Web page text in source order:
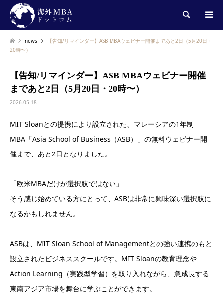
検索
news
【告知/リマインダー】ASB MBAウェビナー開催まであと2日（5月20日・
20時〜）
【告知/リマインダー】ASB MBAウェビナー開催
まであと2日（5月20日・20時〜）
2026.05.18
MIT Sloanとの提携により設立された、マレーシアの1年制
MBA「Asia School of Business（ASB）」の無料ウェビナー開
催まで、あと2日となりました。
「欧米MBAだけが選択肢ではない」
そう感じ始めている方にとって、ASBは非常に興味深い選択肢に
なるかもしれません。
ASBは、MIT Sloan School of Managementとの強い連携のもと
設立されたビジネススクールです。MIT Sloanの教育理念や
Action Learning（実践型学習）を取り入れながら、急成長する
東南アジア市場を舞台に学ぶことができます。